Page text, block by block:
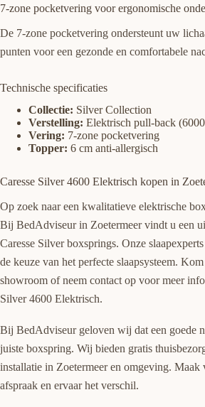
7-zone pocketvering voor ergonomische
De 7-zone pocketvering ondersteunt uw
punten voor een gezonde en comfortabele
Technische specificaties
Collectie: Silver Collection
Verstelling: Elektrisch pull-back
Vering: 7-zone pocketvering
Topper: 6 cm anti-allergisch
Caresse Silver 4600 Elektrisch kopen in
Op zoek naar een kwalitatieve elektrische
Bij BedAdviseur in Zoetermeer vindt u een
Caresse Silver boxsprings. Onze
de keuze van het perfecte slaapsysteem.
showroom of neem contact op voor meer
Silver 4600 Elektrisch.
Bij BedAdviseur geloven wij dat een goede
juiste boxspring. Wij bieden gratis
installatie in Zoetermeer en omgeving. Maak
afspraak en ervaar het verschil.